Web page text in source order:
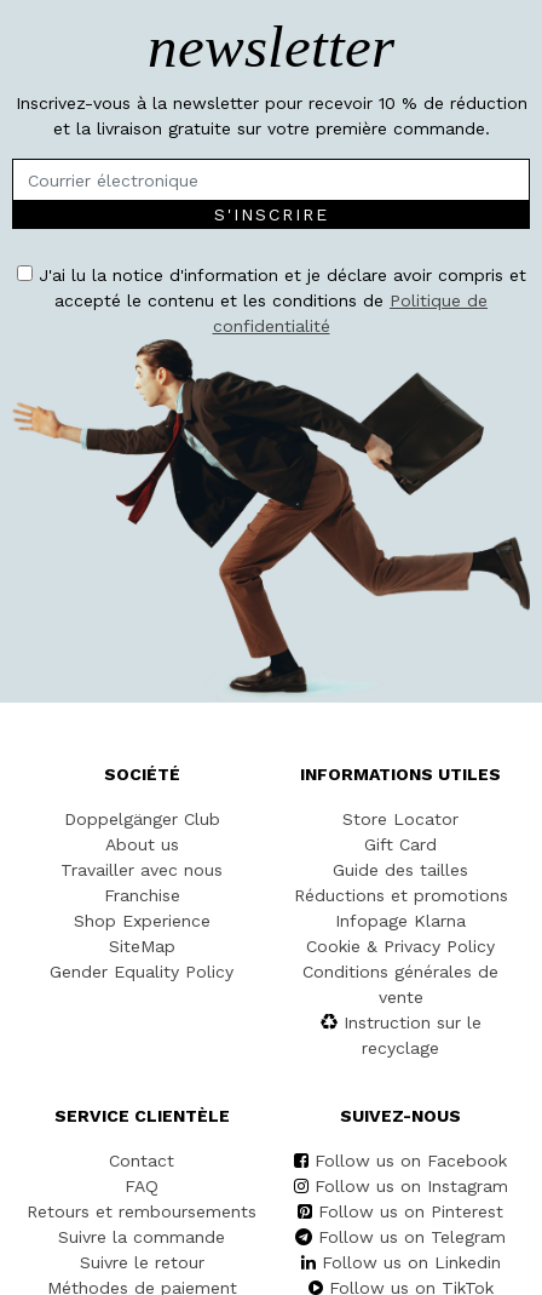
newsletter
Inscrivez-vous à la newsletter pour recevoir 10 % de réduction
et la livraison gratuite sur votre première commande.
S'INSCRIRE
J'ai lu la notice d'information et je déclare avoir compris et
accepté le contenu et les conditions de Politique de
confidentialité
SOCIÉTÉ
Doppelgänger Club
About us
Travailler avec nous
Franchise
Shop Experience
SiteMap
Gender Equality Policy
INFORMATIONS UTILES
Store Locator
Gift Card
Guide des tailles
Réductions et promotions
Infopage Klarna
Cookie & Privacy Policy
Conditions générales de
vente
Instruction sur le
recyclage
SERVICE CLIENTÈLE
Contact
FAQ
Retours et remboursements
Suivre la commande
Suivre le retour
Méthodes de paiement
SUIVEZ-NOUS
Follow us on Facebook
Follow us on Instagram
Follow us on Pinterest
Follow us on Telegram
Follow us on Linkedin
Follow us on TikTok